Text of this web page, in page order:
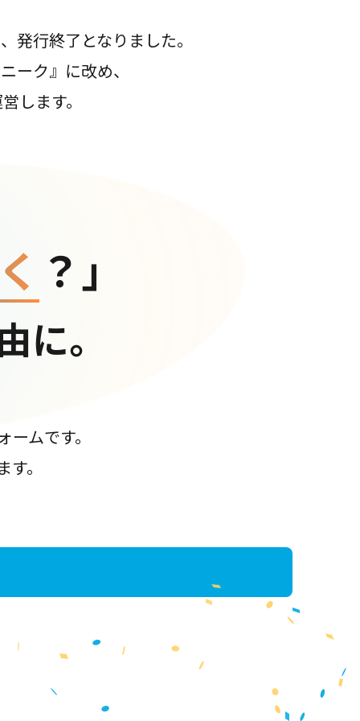
発行終了となりました。
ーク』に改め、
します。
？」
に。
ムです。
。